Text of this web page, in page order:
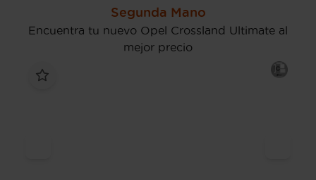
Segunda Mano
Encuentra tu nuevo Opel Crossland Ultimate al
mejor precio